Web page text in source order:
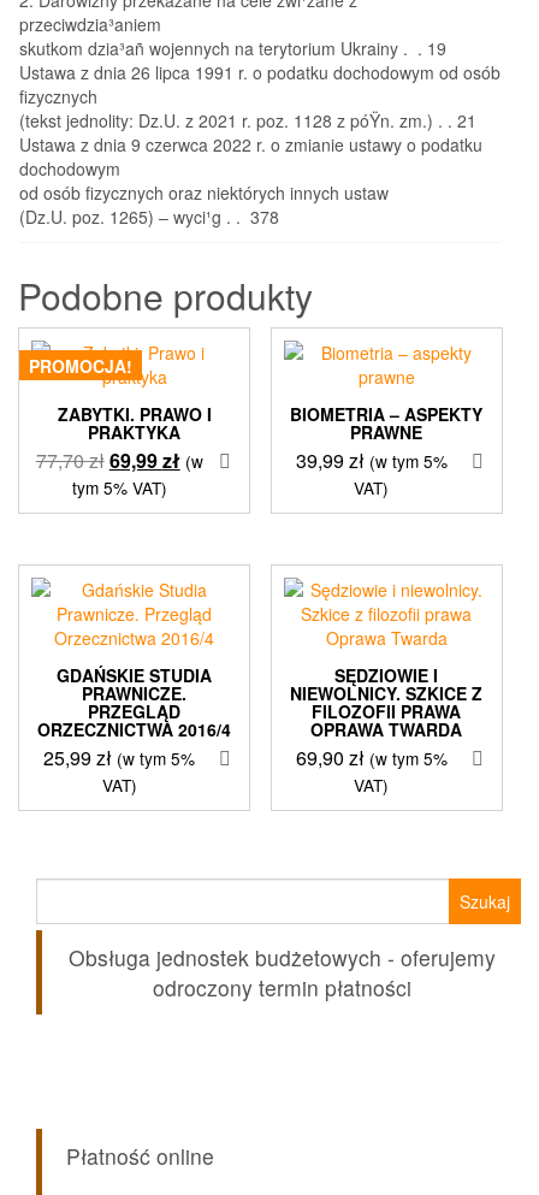
przeciwdzia³aniem
skutkom dzia³añ wojennych na terytorium Ukrainy . . 19
Ustawa z dnia 26 lipca 1991 r. o podatku dochodowym od osób
fizycznych
(tekst jednolity: Dz.U. z 2021 r. poz. 1128 z póŸn. zm.) . . 21
Ustawa z dnia 9 czerwca 2022 r. o zmianie ustawy o podatku
dochodowym
od osób fizycznych oraz niektórych innych ustaw
(Dz.U. poz. 1265) – wyci¹g . . 378
Podobne produkty
PROMOCJA!
ZABYTKI. PRAWO I
PRAKTYKA
77,70złPierwotna
cena
wynosiła:
69,99złAktualna
wynosi:
(w
tym 5% VAT)
BIOMETRIA – ASPEKTY
PRAWNE
39,99zł (w tym 5%
VAT)
GDAŃSKIE STUDIA
PRAWNICZE.
PRZEGLĄD
ORZECZNICTWA 2016/4
25,99zł (w tym 5%
VAT)
SĘDZIOWIE I
NIEWOLNICY. SZKICE Z
FILOZOFII PRAWA
OPRAWA TWARDA
69,90 zł (w tym 5%
VAT)
Obsługa jednostek budżetowych - oferujemy
odroczony termin płatności
Płatność online